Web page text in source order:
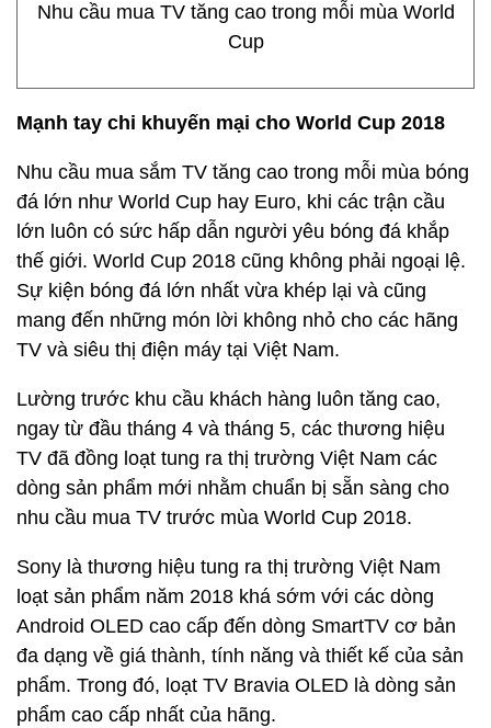
Nhu cầu mua TV tăng cao trong mỗi mùa World
Cup
Mạnh tay chi khuyến mại cho World Cup 2018
Nhu cầu mua sắm TV tăng cao trong mỗi mùa bóng
đá lớn như World Cup hay Euro, khi các trận cầu
lớn luôn có sức hấp dẫn người yêu bóng đá khắp
thế giới. World Cup 2018 cũng không phải ngoại lệ.
Sự kiện bóng đá lớn nhất vừa khép lại và cũng
mang đến những món lời không nhỏ cho các hãng
TV và siêu thị điện máy tại Việt Nam.
Lường trước khu cầu khách hàng luôn tăng cao,
ngay từ đầu tháng 4 và tháng 5, các thương hiệu
TV đã đồng loạt tung ra thị trường Việt Nam các
dòng sản phẩm mới nhằm chuẩn bị sẵn sàng cho
nhu cầu mua TV trước mùa World Cup 2018.
Sony là thương hiệu tung ra thị trường Việt Nam
loạt sản phẩm năm 2018 khá sớm với các dòng
Android OLED cao cấp đến dòng SmartTV cơ bản
đa dạng về giá thành, tính năng và thiết kế của sản
phẩm. Trong đó, loạt TV Bravia OLED là dòng sản
phẩm cao cấp nhất của hãng.